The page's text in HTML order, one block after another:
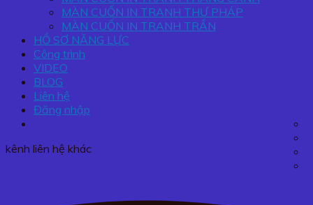
MÀN CUỐN IN TRANH THƯ PHÁP
MÀN CUỐN IN TRANH TRẦN
HỒ SƠ NĂNG LỰC
Công trình
VIDEO
BLOG
Liên hệ
Đăng nhập
kênh liên hệ khác